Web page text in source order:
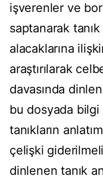
işverenler ve
saptanarak
alacaklarına
araştırılarak
davasında
bu dosyada
tanıkların
çelişki
dinlenen tanık